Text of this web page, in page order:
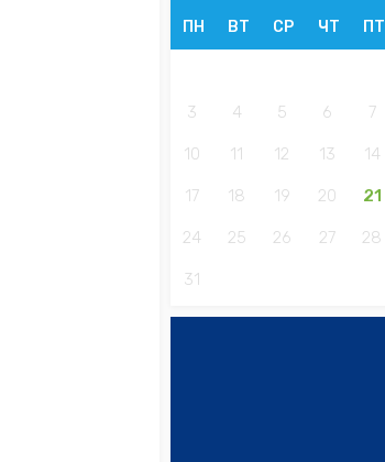
ПН ВТ СР ЧТ ПТ
3 4 5 6 7
10 11 12 13 14
17 18 19 20 21
24 25 26 27 28
31